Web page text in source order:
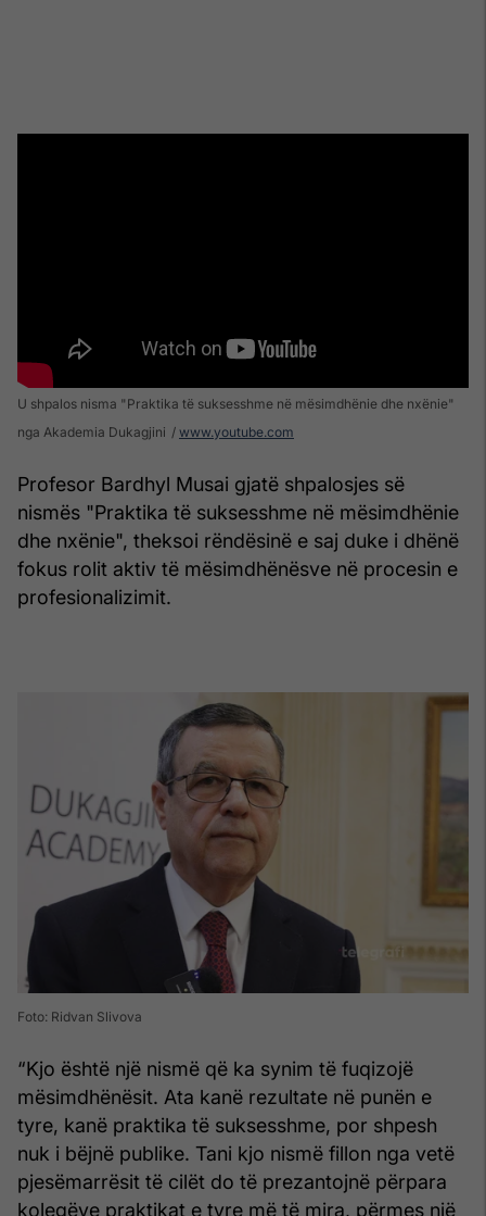
U shpalos nisma "Praktika të suksesshme në mësimdhënie dhe nxënie"
nga Akademia Dukagjini
www.youtube.com
Profesor Bardhyl Musai gjatë shpalosjes së
nismës "Praktika të suksesshme në mësimdhënie
dhe nxënie", theksoi rëndësinë e saj duke i dhënë
fokus rolit aktiv të mësimdhënësve në procesin e
profesionalizimit.
Foto: Ridvan Slivova
“Kjo është një nismë që ka synim të fuqizojë
mësimdhënësit. Ata kanë rezultate në punën e
tyre, kanë praktika të suksesshme, por shpesh
nuk i bëjnë publike. Tani kjo nismë fillon nga vetë
pjesëmarrësit të cilët do të prezantojnë përpara
kolegëve praktikat e tyre më të mira, përmes një